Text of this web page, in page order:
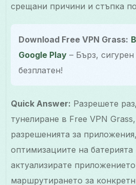
срещани причини и стъпка
Download Free VPN Grass:
Google Play – Бърз,
безплатен!
Quick Answer: Разрешете
тунелиране в Free VPN
разрешенията за
оптимизациите на
актуализирате
маршрутирането за